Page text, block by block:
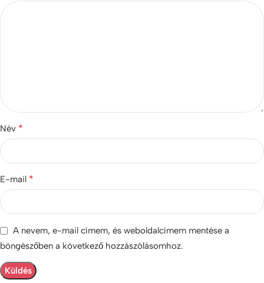
Név *
E-mail *
A nevem, e-mail címem, és weboldalcímem mentése a
böngészőben a következő hozzászólásomhoz.